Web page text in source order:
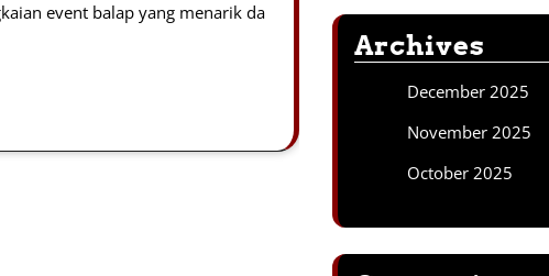
event balap yang menarik da
Archives
December 2025
November 2025
October 2025